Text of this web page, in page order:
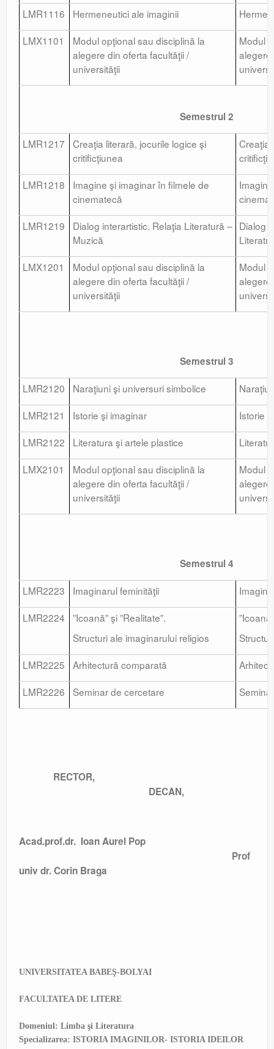
LMR1116
Hermeneutici ale imaginii
LMX1101
Modul opţional sau disciplină la
alegere din oferta facultăţii /
universităţii
Modul
alegere
Semestrul 2
LMR1217
Creaţia literară, jocurile logice şi
critificţiunea
Creaţia
LMR1218
Imagine şi imaginar în filmele de
cinematecă
LMR1219
Dialog interartistic. Relaţia Literatură –
Muzică
Dialog
LMX1201
Modul opţional sau disciplină la
alegere din oferta facultăţii /
universităţii
Modul
alegere
Semestrul 3
LMR2120
Naraţiuni şi universuri simbolice
LMR2121
Istorie şi imaginar
Istorie
LMR2122
Literatura şi artele plastice
LMX2101
Modul opţional sau disciplină la
alegere din oferta facultăţii /
universităţii
Modul
alegere
Semestrul 4
LMR2223
Imaginarul feminităţii
LMR2224
”Icoană” şi ”Realitate”.
Structuri ale imaginarului religios
LMR2225
Arhitectură comparată
LMR2226
Seminar de cercetare
RECTOR,
DECAN,
Acad.prof.dr. Ioan Aurel Pop
Prof
univ dr. Corin Braga
UNIVERSITATEA BABEŞ-BOLYAI
FACULTATEA DE LITERE
Domeniul: Limba şi Literatura
Specializarea: ISTORIA IMAGINILOR- ISTORIA IDEILOR